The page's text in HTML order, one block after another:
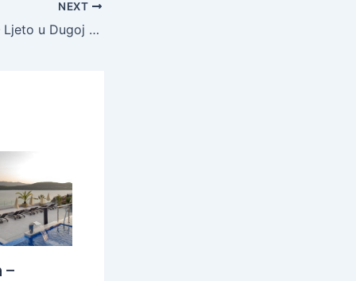
NEXT
Apartmani Unija – Ljeto u Dugoj Uvali, Krnica, Hrvatska – 623 EUR – 7x noćenje u apartmanu za 4 osobe, Klima – Akcija
–